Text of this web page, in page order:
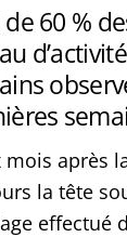
de 60 %
mois après
la tête
effectué